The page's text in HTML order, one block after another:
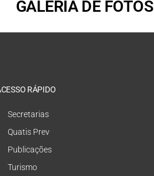
GALERIA DE FOTOS
RÁPIDO
Secretarias
Quatis Prev
Publicações
Turismo